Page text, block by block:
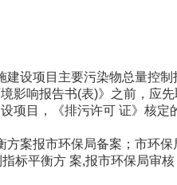
设项目主要污染物总量控制
响报告书(表)》之前，应先
项目，《排污许可 证》核
报市环保局备案；市环保
标平衡方 案,报市环保局审